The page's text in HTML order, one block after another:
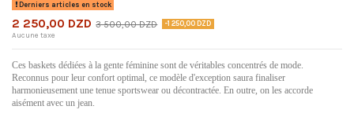
Derniers articles en stock
2 250,00 DZD 3 500,00 DZD -1 250,00 DZD
Aucune taxe
Ces baskets dédiées à la gente féminine sont de véritables concentrés de mode.
Reconnus pour leur confort optimal, ce modèle d'exception saura finaliser
harmonieusement une tenue sportswear ou décontractée. En outre, on les accorde
aisément avec un jean.